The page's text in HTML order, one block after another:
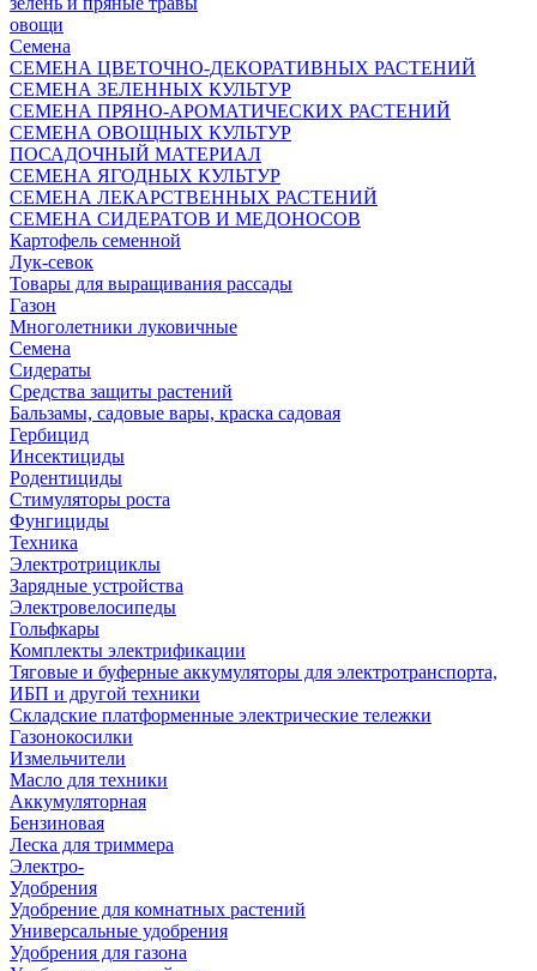
овощи
Семена
СЕМЕНА ЦВЕТОЧНО-ДЕКОРАТИВНЫХ РАСТЕНИЙ
СЕМЕНА ЗЕЛЕННЫХ КУЛЬТУР
СЕМЕНА ПРЯНО-АРОМАТИЧЕСКИХ РАСТЕНИЙ
СЕМЕНА ОВОЩНЫХ КУЛЬТУР
ПОСАДОЧНЫЙ МАТЕРИАЛ
СЕМЕНА ЯГОДНЫХ КУЛЬТУР
СЕМЕНА ЛЕКАРСТВЕННЫХ РАСТЕНИЙ
СЕМЕНА СИДЕРАТОВ И МЕДОНОСОВ
Картофель семенной
Лук-севок
Товары для выращивания рассады
Газон
Многолетники луковичные
Семена
Сидераты
Средства защиты растений
Бальзамы, садовые вары, краска садовая
Гербицид
Инсектициды
Родентициды
Стимуляторы роста
Фунгициды
Техника
Электротрициклы
Зарядные устройства
Электровелосипеды
Гольфкары
Комплекты электрификации
Тяговые и буферные аккумуляторы для электротранспорта,
ИБП и другой техники
Складские платформенные электрические тележки
Газонокосилки
Измельчители
Масло для техники
Аккумуляторная
Бензиновая
Леска для триммера
Электро-
Удобрения
Удобрение для комнатных растений
Универсальные удобрения
Удобрения для газона